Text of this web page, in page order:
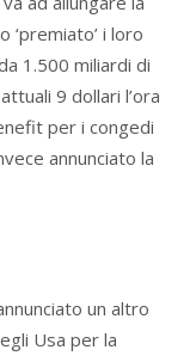
‘premiato’ i loro
1.500 miliardi di
9 dollari l’ora
per i congedi
annunciato la
un altro
Usa per la